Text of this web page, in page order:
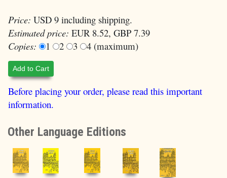
Price: USD 9 including shipping.
Estimated price: EUR 8.52, GBP 7.39
Copies:
1 2 3 4 (maximum)
Add to Cart
Before placing your order, please read this important
information.
Other Language Editions